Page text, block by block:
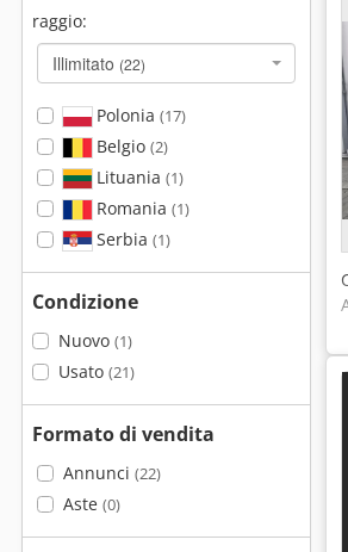
raggio:
Illimitato (22)
Polonia (17)
Belgio (2)
Lituania (1)
Romania (1)
Serbia (1)
Condizione
Nuovo (1)
Usato (21)
Formato di vendita
Annunci (22)
Aste (0)